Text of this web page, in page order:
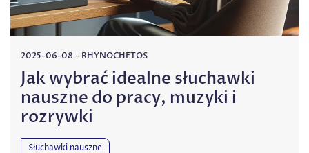
2025-06-08 - RHYNOCHETOS
Jak wybrać idealne słuchawki
nauszne do pracy, muzyki i
rozrywki
Słuchawki nauszne